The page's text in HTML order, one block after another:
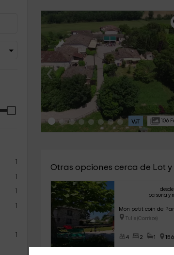
1
1
1
1
1
‹
106
Otras opciones cerca de Lot
desde
persona y
Mon petit coin de
Tulle (Corrèze)
4 2 1